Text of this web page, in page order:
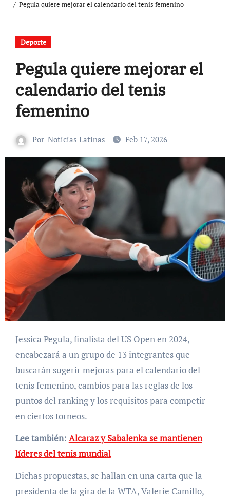
Pegula quiere mejorar el calendario del tenis femenino
Deporte
Pegula quiere mejorar el
calendario del tenis
femenino
Por Noticias Latinas Feb 17, 2026
Jessica Pegula, finalista del US Open en 2024,
encabezará a un grupo de 13 integrantes que
buscarán sugerir mejoras para el calendario del
tenis femenino, cambios para las reglas de los
puntos del ranking y los requisitos para competir
en ciertos torneos.
Lee también: Alcaraz y Sabalenka se mantienen
líderes del tenis mundial
Dichas propuestas, se hallan en una carta que la
presidenta de la gira de la WTA, Valerie Camillo,